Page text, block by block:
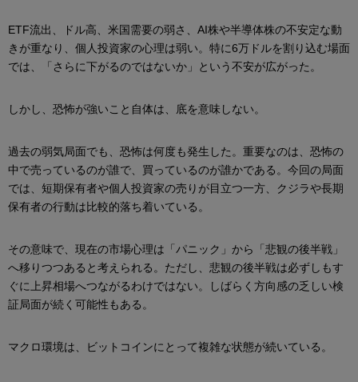
ETF流出、ドル高、米国需要の弱さ、AI株や半導体株の不安定な動
きが重なり、個人投資家の心理は弱い。特に6万ドルを割り込む場面
では、「さらに下がるのではないか」という不安が広がった。
しかし、恐怖が強いこと自体は、底を意味しない。
過去の弱気局面でも、恐怖は何度も発生した。重要なのは、恐怖の
中で売っているのが誰で、買っているのが誰かである。今回の局面
では、短期保有者や個人投資家の売りが目立つ一方、クジラや長期
保有者の行動は比較的落ち着いている。
その意味で、現在の市場心理は「パニック」から「悲観の後半戦」
へ移りつつあると考えられる。ただし、悲観の後半戦は必ずしもす
ぐに上昇相場へつながるわけではない。しばらく方向感の乏しい検
証局面が続く可能性もある。
マクロ環境は、ビットコインにとって複雑な状態が続いている。